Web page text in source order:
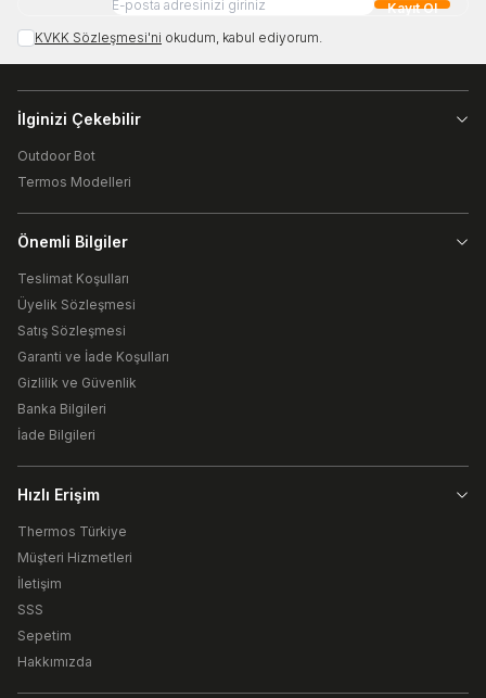
Kayıt Ol
KVKK Sözleşmesi'ni okudum, kabul ediyorum.
İlginizi Çekebilir
Outdoor Bot
Termos Modelleri
Önemli Bilgiler
Teslimat Koşulları
Üyelik Sözleşmesi
Satış Sözleşmesi
Garanti ve İade Koşulları
Gizlilik ve Güvenlik
Banka Bilgileri
İade Bilgileri
Hızlı Erişim
Thermos Türkiye
Müşteri Hizmetleri
İletişim
SSS
Sepetim
Hakkımızda